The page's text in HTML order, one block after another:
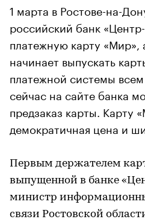
1 марта в Ростове-на-
российский банк
платежную карту «Мир»,
начинает выпускать
платежной системы
сейчас на сайте банка
предзаказ карты. Карту
демократичная цена и
Первым держателем
выпущенной в банке
министр
связи Ростовской